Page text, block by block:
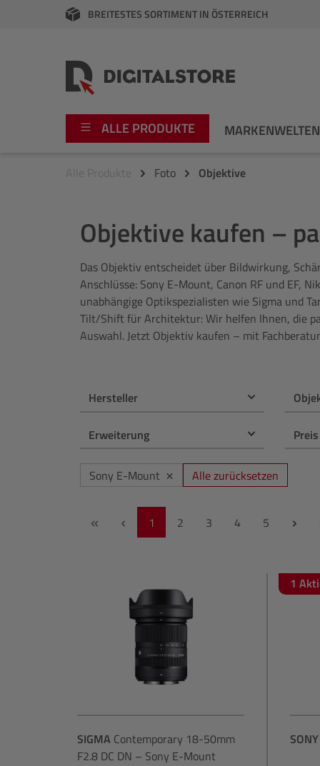
Zur Hauptnavigation springen
BREITESTES SORTIMENT IN ÖSTERREICH
ALLE PRODUKTE MARKENWELTEN
Video
Audio
Apple
PC & Bildbearbeitung
Zubehör
Gutschein
Fujifilm
Leica Boutique
Nikon
NiSi
Panasonic
Polaroid
Profoto
Sigma
Alle Produkte Foto Objektive
Objektive kaufen –
Das Objektiv entscheidet über Bildwirkung,
Anschlüsse: Sony E-Mount, Canon RF und EF,
unabhängige Optikspezialisten wie Sigma und
Tilt/Shift für Architektur: Wir helfen Ihnen, die
Auswahl. Jetzt Objektiv kaufen – mit
Hersteller
Erweiterung Preis
Sony E-Mount × Alle zurücksetzen
Seite
1 Seite
2 Seite
3 Seite
4 Seite
5
SIGMA Contemporary 18-50mm
F2.8 DC DN – Sony E-Mount
1
SONY